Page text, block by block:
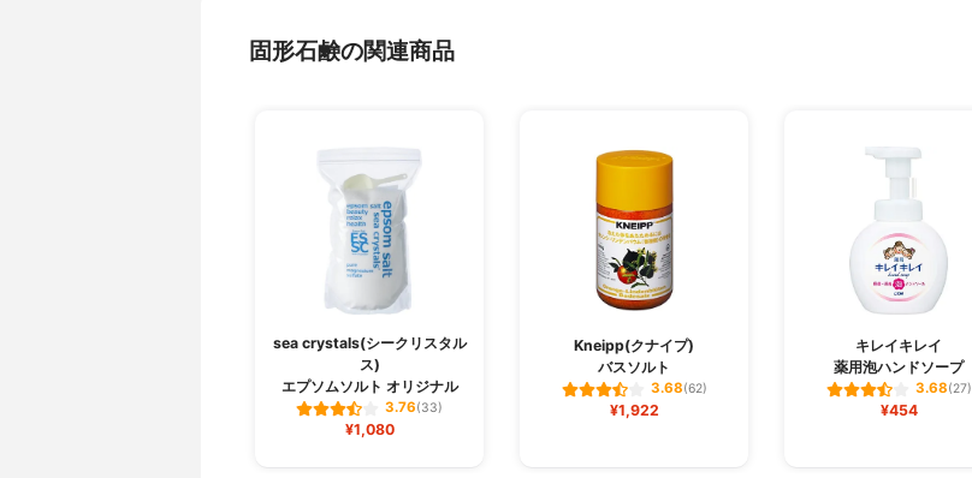
固形石鹸の関連商品
sea crystals(シークリスタル
ス)
エプソムソルト オリジナル
3.76(33)
¥1,080
Kneipp(クナイプ)
バスソルト
3.68(62)
¥1,922
キレイキレイ
薬用泡ハンドソープ
3.68(27)
¥454